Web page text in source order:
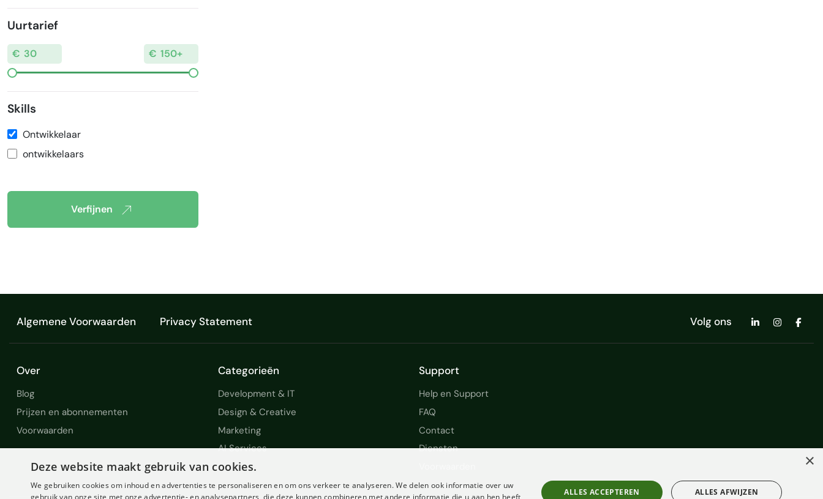
Uurtarief
Skills
Ontwikkelaar
ontwikkelaars
Verfijnen
Algemene Voorwaarden Privacy Statement Volg ons
Over
Blog
Prijzen en abonnementen
Voorwaarden
Categorieën
Development & IT
Design & Creative
Marketing
AI Services
Support
Help en Support
FAQ
Contact
Diensten
×
Deze website maakt gebruik van cookies.
We gebruiken cookies om inhoud en advertenties te personaliseren en om ons verkeer te analyseren. We delen ook informatie over uw
gebruik van onze site met onze advertentie- en analysepartners, die deze kunnen combineren met andere informatie die u aan hen heeft
ALLES ACCEPTEREN ALLES AFWIJZEN